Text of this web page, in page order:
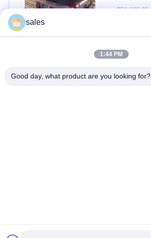
लोकप्रिय श्रेणियां
sales
1:44 PM
Good day, what product are you looking for?